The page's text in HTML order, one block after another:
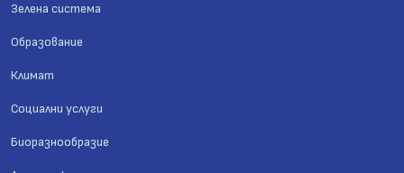
Зелена система
Образование
Климат
Социални услуги
Биоразнообразие